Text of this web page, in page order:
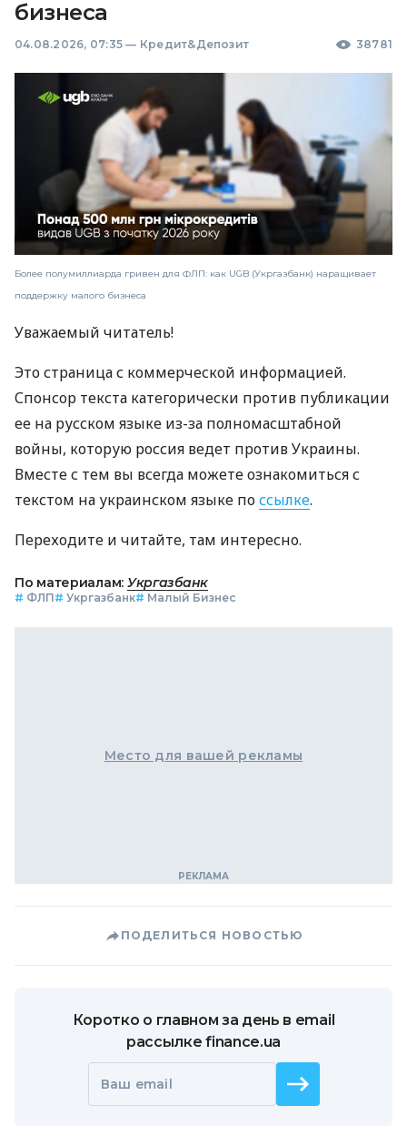
бизнеса
04.08.2026, 07:35 — Кредит&Депозит 38781
Более полумиллиарда гривен для ФЛП: как UGB (Укргазбанк) наращивает
поддержку малого бизнеса
Уважаемый читатель!
Это страница с коммерческой информацией.
Спонсор текста категорически против публикации
ее на русском языке из-за полномасштабной
войны, которую россия ведет против Украины.
Вместе с тем вы всегда можете ознакомиться с
текстом на украинском языке поссылке.
Переходите и читайте, там интересно.
По материалам: Укргазбанк
# ФЛП# Укргазбанк# Малый Бизнес
Место для вашей рекламы
ПОДЕЛИТЬСЯ НОВОСТЬЮ
Коротко о главном за день в email
рассылке finance.ua
Ваш email